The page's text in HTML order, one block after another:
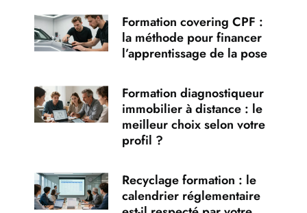
Formation covering CPF :
la méthode pour financer
l’apprentissage de la pose
Formation diagnostiqueur
immobilier à distance : le
meilleur choix selon votre
profil ?
Recyclage formation : le
calendrier réglementaire